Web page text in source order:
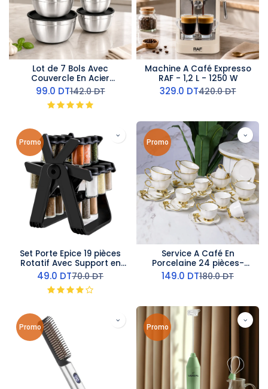
Lot de 7 Bols Avec
Couvercle En Acier
inoxydable
99.0 DT142.0DT
Machine A Café Expresso
RAF - 1,2 L - 1250 W
329.0 DT420.0DT
Promo
Set Porte Epice 19 pièces
Rotatif Avec Support en
Plastique Noir
49.0 DT70.0DT
Promo
Service A Café En
Porcelaine 24 pièces-
Blanc- Motif Papillon
149.0 DT180.0DT
Promo Promo